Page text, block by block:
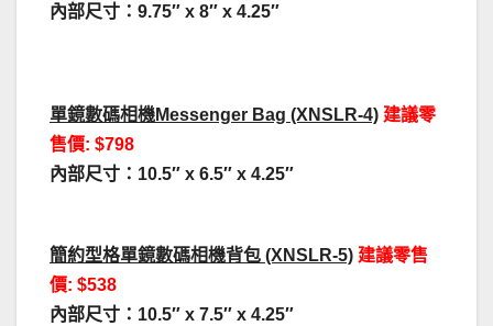
內部尺寸：9.75″ x 8″ x 4.25″
單鏡數碼相機Messenger Bag (XNSLR-4) 建議零
售價: $798
內部尺寸：10.5″ x 6.5″ x 4.25″
簡約型格單鏡數碼相機背包 (XNSLR-5) 建議零售
價: $538
內部尺寸：10.5″ x 7.5″ x 4.25″